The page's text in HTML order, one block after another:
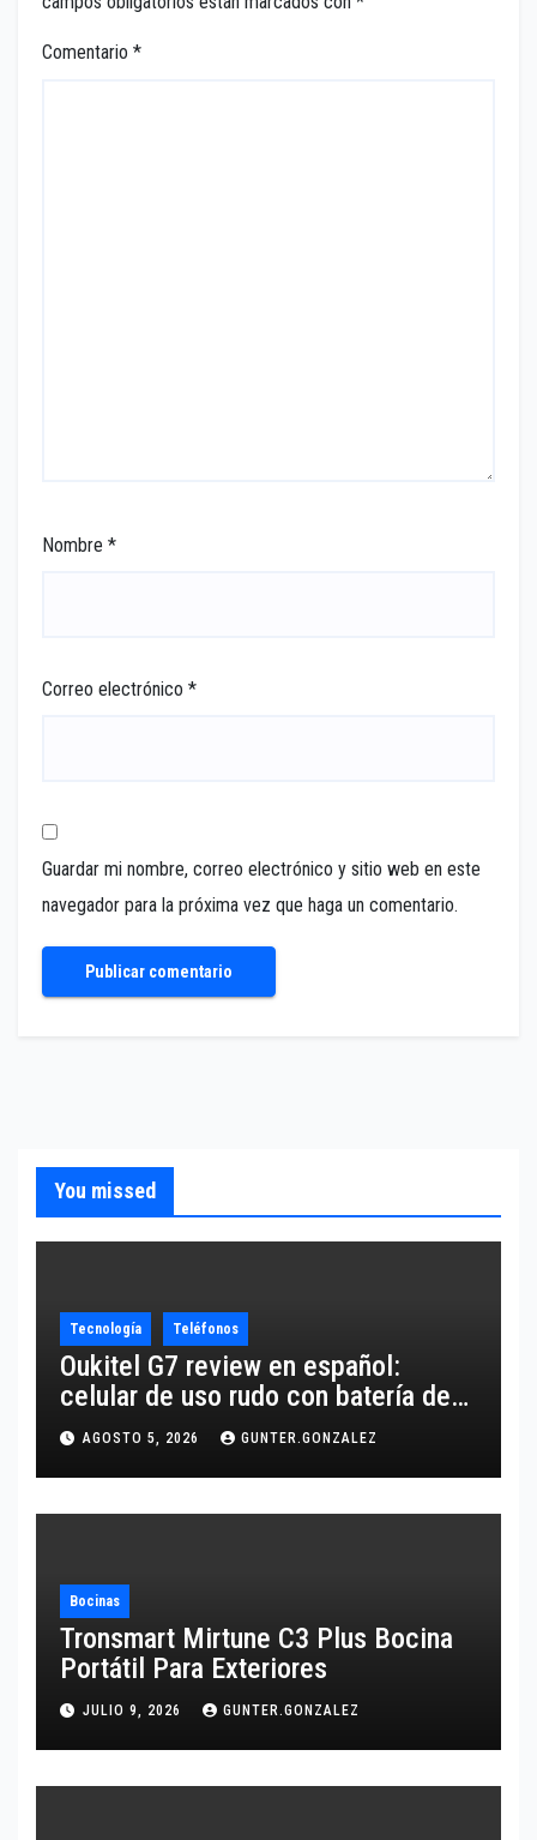
Comentario *
Nombre *
Correo electrónico *
Guardar mi nombre, correo electrónico y sitio web en este
navegador para la próxima vez que haga un comentario.
You missed
Tecnología Teléfonos
Oukitel G7 review en español:
celular de uso rudo con batería de
10,600 mAh
AGOSTO 5, 2026 GUNTER.GONZALEZ
Bocinas
Tronsmart Mirtune C3 Plus Bocina
Portátil Para Exteriores
JULIO 9, 2026 GUNTER.GONZALEZ